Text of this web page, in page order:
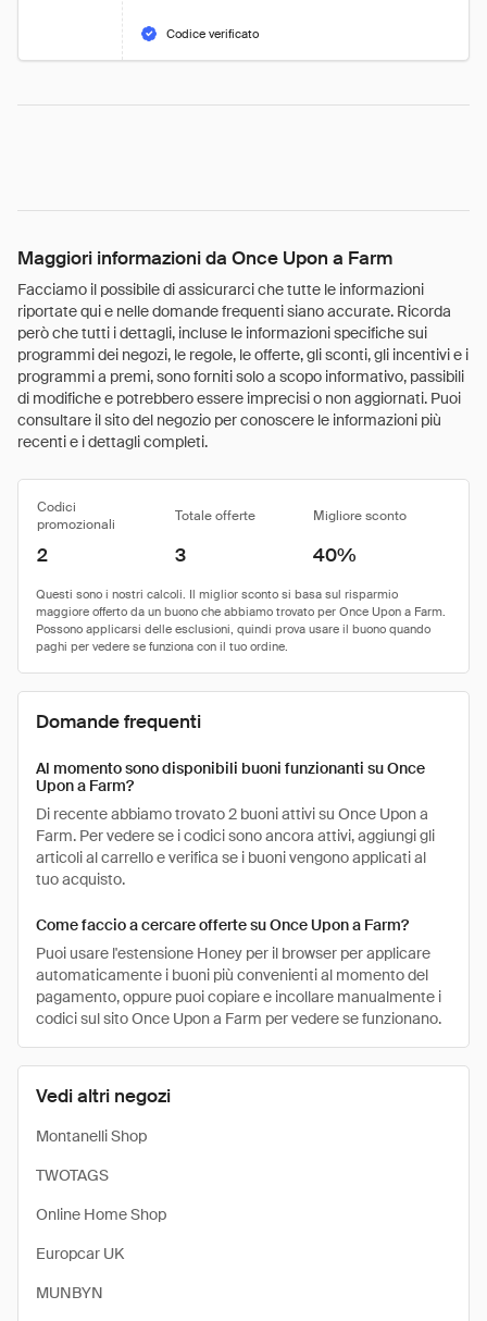
Codice verificato
Maggiori informazioni da Once Upon a Farm
Facciamo il possibile di assicurarci che tutte le informazioni
riportate qui e nelle domande frequenti siano accurate. Ricorda
però che tutti i dettagli, incluse le informazioni specifiche sui
programmi dei negozi, le regole, le offerte, gli sconti, gli incentivi e i
programmi a premi, sono forniti solo a scopo informativo, passibili
di modifiche e potrebbero essere imprecisi o non aggiornati. Puoi
consultare il sito del negozio per conoscere le informazioni più
recenti e i dettagli completi.
Vedi altri negozi
Montanelli Shop
TWOTAGS
Online Home Shop
Europcar UK
MUNBYN
Codici
promozionali
Totale offerte Migliore sconto
2 3 40%
Domande frequenti
Al momento sono disponibili buoni funzionanti su Once
Upon a Farm?
Di recente abbiamo trovato 2 buoni attivi su Once Upon a
Farm. Per vedere se i codici sono ancora attivi, aggiungi gli
articoli al carrello e verifica se i buoni vengono applicati al
tuo acquisto.
Come faccio a cercare offerte su Once Upon a Farm?
Puoi usare l'estensione Honey per il browser per applicare
automaticamente i buoni più convenienti al momento del
pagamento, oppure puoi copiare e incollare manualmente i
codici sul sito Once Upon a Farm per vedere se funzionano.